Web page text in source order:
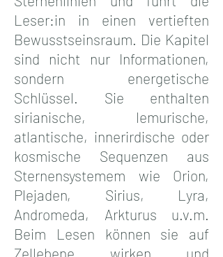
Leser:in in einen vertieften
Bewusstseinsraum. Die Kapitel
sind nicht nur Informationen,
sondern energetische
Schlüssel. Sie enthalten
sirianische, lemurische,
atlantische, innerirdische oder
kosmische Sequenzen aus
Sternensystemem wie Orion,
Plejaden, Sirius, Lyra,
Andromeda, Arkturus u.v.m.
Beim Lesen können sie auf
Zellebene wirken und